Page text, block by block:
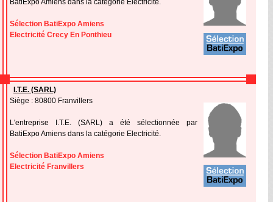
BatiExpo Amiens dans la catégorie Electricité.
Sélection BatiExpo Amiens
Electricité Crecy En Ponthieu
I.T.E. (SARL)
Siège : 80800 Franvillers
L'entreprise I.T.E. (SARL) a été sélectionnée par
BatiExpo Amiens dans la catégorie Electricité.
Sélection BatiExpo Amiens
Electricité Franvillers